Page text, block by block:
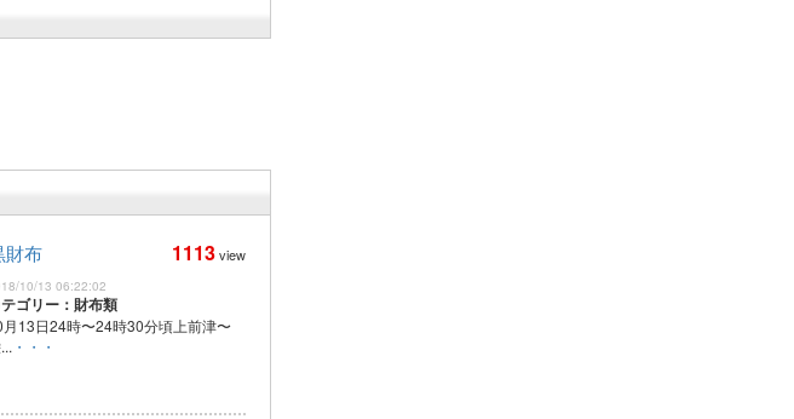
財布 1113view
10/13 06:22:02
ゴリー：財布類
月13日24時〜24時30分頃上前津〜
・・・